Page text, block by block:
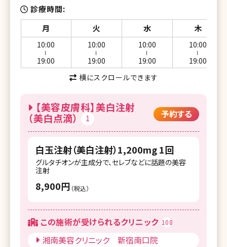
診療時間
月
火 水 木
10:00
19:00
10:00
19:00
10:00
19:00
10:00
19:00
横にスクロールできます
【美容皮膚科】美白注射
（美白点滴）
1 予約する
白玉注射（美白注射）1,200mg 1回
グルタチオンが主成分で、セレブなどに話題の美容
注射
8,900円 （税込）
この施術が受けられるクリニック 108
湘南美容クリニック 新宿南口院